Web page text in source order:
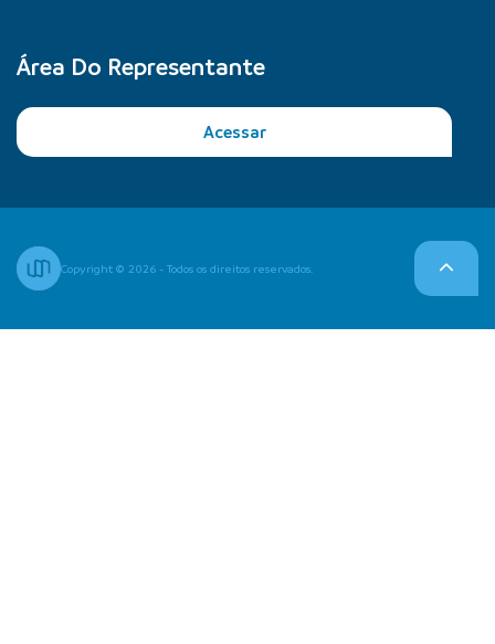
Área Do Representante
Acessar
Copyright © 2026 - Todos os direitos reservados.